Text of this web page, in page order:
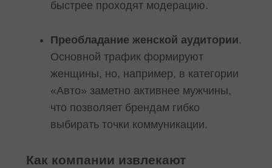
быстрее проходят модерацию.
Преобладание женской аудитории.
Основной трафик формируют
женщины, но, например, в категории
«Авто» заметно активнее мужчины,
что позволяет брендам гибко
выбирать точки коммуникации.
Как компании извлекают